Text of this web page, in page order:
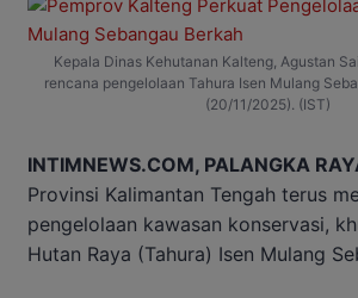
Kepala Dinas Kehutanan Kalteng, Agustan
rencana pengelolaan Tahura Isen Mulang
(20/11/2025). (IST)
INTIMNEWS.COM, PALANGKA
Provinsi Kalimantan Tengah terus
pengelolaan kawasan konservasi,
Hutan Raya (Tahura) Isen Mulang